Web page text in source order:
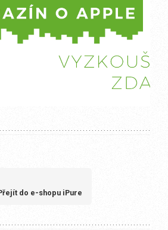
do e-shopu iPure